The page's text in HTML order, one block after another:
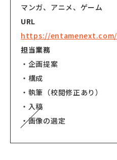
マンガ、アニメ、ゲーム
URL
https://entamenext.com/
担当業務
・企画提案
・構成
・執筆（校閲修正あり）
・入稿
・画像の選定